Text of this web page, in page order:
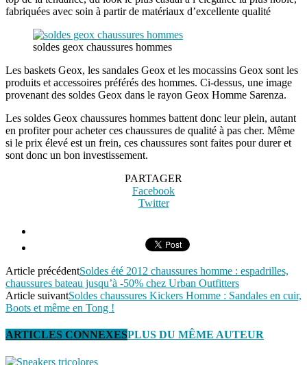
fabriquées avec soin à partir de matériaux d’excellente qualité
soldes geox chaussures hommes
Les baskets Geox, les sandales Geox et les mocassins Geox sont les
produits et accessoires préférés des hommes. Ci-dessus, une image
provenant des soldes Geox dans le rayon Geox Homme Sarenza.
Les soldes Geox chaussures hommes battent donc leur plein, autant
en profiter pour acheter ces chaussures de qualité à pas cher. Même
si le prix élevé est un frein, ces chaussures sont faites pour durer et
sont donc un bon investissement.
PARTAGER
Facebook
Twitter
Article précédentSoldes été 2012 chaussures homme : espadrilles,
chaussures bateau jusqu’à -50% chez Urban Outfitters
Article suivantSoldes chaussures Kickers Homme : Sandales en cuir,
Boots et même en Tong !
ARTICLES CONNEXESPLUS DU MÊME AUTEUR